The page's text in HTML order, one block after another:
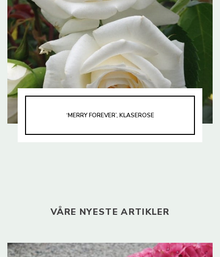
‘MERRY FOREVER’, KLASEROSE
VÅRE NYESTE ARTIKLER